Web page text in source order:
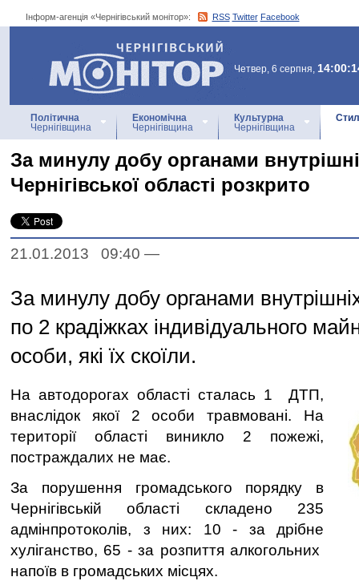
Інформ-агенція «Чернігівський монітор»: RSS Twitter Facebook
Інформ-агенція
«Чернігівський монітор»
Четвер, 6 серпня,
Політична
Чернігівщина
Економічна
Чернігівщина
Культурна
Чернігівщина
За минулу добу органами
Чернігівської області розкрито
21.01.2013 09:40 —
За минулу добу органами
по 2 крадіжках індивідуального
особи, які їх скоїли.
На автодорогах області сталась 1 ДТП,
внаслідок якої 2 особи травмовані. На
території області виникло 2 пожежі,
постраждалих не має.
За порушення громадського порядку в
Чернігівській області складено 235
адмінпротоколів, з них: 10 - за дрібне
хуліганство, 65 - за розпиття алкогольних
напоїв в громадських місцях.